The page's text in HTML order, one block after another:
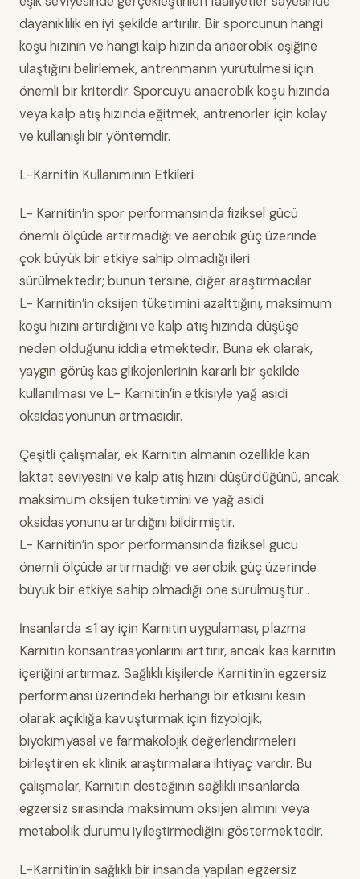
dayanıklılık en iyi şekilde artırılır. Bir sporcunun hangi
koşu hızının ve hangi kalp hızında anaerobik eşiğine
ulaştığını belirlemek, antrenmanın yürütülmesi için
önemli bir kriterdir. Sporcuyu anaerobik koşu hızında
veya kalp atış hızında eğitmek, antrenörler için kolay
ve kullanışlı bir yöntemdir.
L-Karnitin Kullanımının Etkileri
L- Karnitin’in spor performansında fiziksel gücü
önemli ölçüde artırmadığı ve aerobik güç üzerinde
çok büyük bir etkiye sahip olmadığı ileri
sürülmektedir; bunun tersine, diğer araştırmacılar
L- Karnitin’in oksijen tüketimini azalttığını, maksimum
koşu hızını artırdığını ve kalp atış hızında düşüşe
neden olduğunu iddia etmektedir. Buna ek olarak,
yaygın görüş kas glikojenlerinin kararlı bir şekilde
kullanılması ve L- Karnitin’in etkisiyle yağ asidi
oksidasyonunun artmasıdır.
Çeşitli çalışmalar, ek Karnitin almanın özellikle kan
laktat seviyesini ve kalp atış hızını düşürdüğünü, ancak
maksimum oksijen tüketimini ve yağ asidi
oksidasyonunu artırdığını bildirmiştir.
L- Karnitin’in spor performansında fiziksel gücü
önemli ölçüde artırmadığı ve aerobik güç üzerinde
büyük bir etkiye sahip olmadığı öne sürülmüştür .
İnsanlarda ≤1 ay için Karnitin uygulaması, plazma
Karnitin konsantrasyonlarını arttırır, ancak kas karnitin
içeriğini artırmaz. Sağlıklı kişilerde Karnitin’in egzersiz
performansı üzerindeki herhangi bir etkisini kesin
olarak açıklığa kavuşturmak için fizyolojik,
biyokimyasal ve farmakolojik değerlendirmeleri
birleştiren ek klinik araştırmalara ihtiyaç vardır. Bu
çalışmalar, Karnitin desteğinin sağlıklı insanlarda
egzersiz sırasında maksimum oksijen alımını veya
metabolik durumu iyileştirmediğini göstermektedir.
L-Karnitin’in sağlıklı bir insanda yapılan egzersiz